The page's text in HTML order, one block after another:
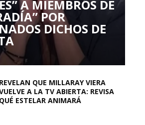
A MIEMBROS DE
POR
DICHOS DE
REVELAN QUE MILLARAY VIERA
A LA TV ABIERTA: REVISA
QUÉ ESTELAR ANIMARÁ